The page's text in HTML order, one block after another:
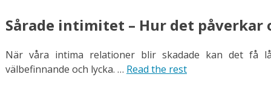
Sårade intimitet – Hur det påverkar
När våra intima relationer blir skadade kan det få
välbefinnande och lycka. … Read the rest